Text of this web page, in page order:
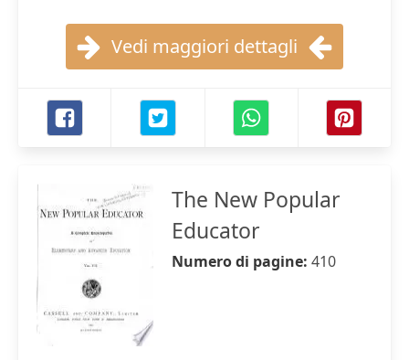
Vedi maggiori dettagli
The New Popular
Educator
Numero di pagine: 410